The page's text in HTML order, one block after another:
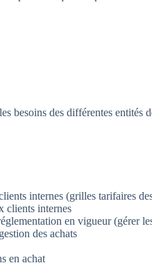
besoins des différentes
internes (grilles tarifaires
clients internes
en vigueur (gérer
des achats
en achat